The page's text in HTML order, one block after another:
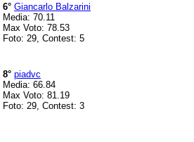
6° Giancarlo Balzarini
Media: 70.11
Max Voto: 78.53
Foto: 29, Contest: 5
8° piadvc
Media: 66.84
Max Voto: 81.19
Foto: 29, Contest: 3